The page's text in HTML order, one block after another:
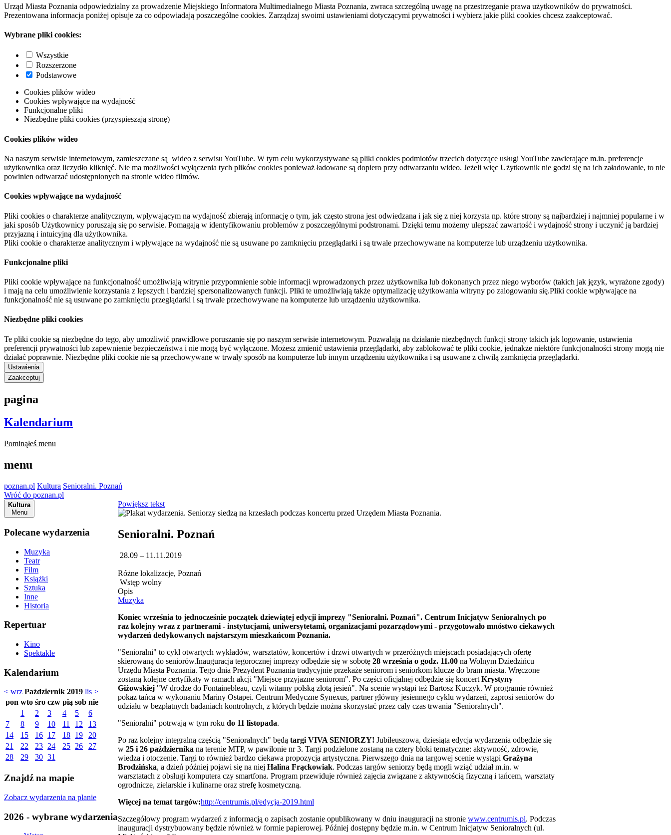
Urząd Miasta Poznania odpowiedzialny za prowadzenie Miejskiego Informatora Multimedialnego Miasta Poznania, zwraca szczególną uwagę na przestrzeganie prawa użytkowników do prywatności.
Prezentowana informacja poniżej opisuje za co odpowiadają poszczególne cookies. Zarządzaj swoimi ustawieniami dotyczącymi prywatności i wybierz jakie pliki cookies chcesz zaakceptować.
Wybrane pliki cookies:
Wszystkie
Rozszerzone
Podstawowe
Cookies plików wideo
Cookies wpływające na wydajność
Funkcjonalne pliki
Niezbędne pliki cookies (przyspieszają stronę)
Cookies plików wideo
Na naszym serwisie internetowym, zamieszczane są wideo z serwisu YouTube. W tym celu wykorzystywane są pliki cookies podmiotów trzecich dotyczące usługi YouTube zawierające m.in. preferencje
użytkownika oraz liczydło kliknięć. Nie ma możliwości wyłączenia tych plików cookies ponieważ ładowane są dopiero przy odtwarzaniu wideo. Jeżeli więc Użytkownik nie godzi się na ich załadowanie, to nie
powinien odtwarzać udostępnionych na stronie wideo filmów.
Cookies wpływające na wydajność
Pliki cookies o charakterze analitycznym, wpływającym na wydajność zbierają informację o tym, jak często strona jest odwiedzana i jak się z niej korzysta np. które strony są najbardziej i najmniej popularne i w
jaki sposób Użytkownicy poruszają się po serwisie. Pomagają w identyfikowaniu problemów z poszczególnymi podstronami. Dzięki temu możemy ulepszać zawartość i wydajność strony i uczynić ją bardziej
przyjazną i intuicyjną dla użytkownika.
Pliki cookie o charakterze analitycznym i wpływające na wydajność nie są usuwane po zamknięciu przeglądarki i są trwale przechowywane na komputerze lub urządzeniu użytkownika.
Funkcjonalne pliki
Pliki cookie wpływające na funkcjonalność umożliwiają witrynie przypomnienie sobie informacji wprowadzonych przez użytkownika lub dokonanych przez niego wyborów (takich jak język, wyrażone zgody)
i mają na celu umożliwienie korzystania z lepszych i bardziej spersonalizowanych funkcji. Pliki te umożliwiają także optymalizację użytkowania witryny po zalogowaniu się.Pliki cookie wpływające na
funkcjonalność nie są usuwane po zamknięciu przeglądarki i są trwale przechowywane na komputerze lub urządzeniu użytkownika.
Niezbędne pliki cookies
Te pliki cookie są niezbędne do tego, aby umożliwić prawidłowe poruszanie się po naszym serwisie internetowym. Pozwalają na działanie niezbędnych funkcji strony takich jak logowanie, ustawienia
preferencji prywatności lub zapewnienie bezpieczeństwa i nie mogą być wyłączone. Możesz zmienić ustawienia przeglądarki, aby zablokować te pliki cookie, jednakże niektóre funkcjonalności strony mogą nie
działać poprawnie. Niezbędne pliki cookie nie są przechowywane w trwały sposób na komputerze lub innym urządzeniu użytkownika i są usuwane z chwilą zamknięcia przeglądarki.
Ustawienia
Zaakceptuj
pagina
Kalendarium
Pominąłeś menu
menu
poznan.pl Kultura Senioralni. Poznań
Wróć do poznan.pl
Kultura
Menu
Polecane wydarzenia
Muzyka
Teatr
Film
Książki
Sztuka
Inne
Historia
Repertuar
Kino
Spektakle
Kalendarium
< wrz Październik 2019 lis >
pon wto śro czw pią sob nie
1
2 3 4 5
6
7
8 9 10 11 12
13
14
15 16 17 18 19
20
21
22 23 24 25 26
27
28
29 30 31
Znajdź na mapie
Zobacz wydarzenia na planie
2026 - wybrane wydarzenia
Powiększ tekst
Senioralni. Poznań
28.09 – 11.11.2019
Różne lokalizacje, Poznań
Wstęp wolny
Opis
Muzyka
Koniec września to jednocześnie początek dziewiątej edycji imprezy "Senioralni. Poznań". Centrum Inicjatyw Senioralnych po
raz kolejny wraz z partnerami - instytucjami, uniwersytetami, organizacjami pozarządowymi - przygotowało mnóstwo ciekawych
wydarzeń dedykowanych najstarszym mieszkańcom Poznania.
"Senioralni" to cykl otwartych wykładów, warsztatów, koncertów i drzwi otwartych w przeróżnych miejscach posiadających ofertę
skierowaną do seniorów.Inauguracja tegorocznej imprezy odbędzie się w sobotę 28 września o godz. 11.00 na Wolnym Dziedzińcu
Urzędu Miasta Poznania. Tego dnia Prezydent Poznania tradycyjnie przekaże seniorom i seniorkom klucze do bram miasta. Wręczone
zostaną kolejne certyfikaty w ramach akcji "Miejsce przyjazne seniorom". Po części oficjalnej odbędzie się koncert Krystyny
Giżowskiej "W drodze do Fontainebleau, czyli witamy polską złotą jesień". Na scenie wystąpi też Bartosz Kuczyk. W programie również
pokaz tańca w wykonaniu Mariny Ostapei. Centrum Medyczne Synexus, partner główny jesiennego cyklu wydarzeń, zaprosi seniorów do
udziału w bezpłatnych badaniach kontrolnych, z których będzie można skorzystać przez cały czas trwania "Senioralnych".
"Senioralni" potrwają w tym roku do 11 listopada.
Po raz kolejny integralną częścią "Senioralnych" będą targi VIVA SENIORZY! Jubileuszowa, dziesiąta edycja wydarzenia odbędzie się
w 25 i 26 października na terenie MTP, w pawilonie nr 3. Targi podzielone zostaną na cztery bloki tematyczne: aktywność, zdrowie,
wiedza i otoczenie. Targi to również bardzo ciekawa propozycja artystyczna. Pierwszego dnia na targowej scenie wystąpi Grażyna
Brodzińska, a dzień później pojawi się na niej Halina Frąckowiak. Podczas targów seniorzy będą mogli wziąć udział m.in. w
warsztatach z obsługi komputera czy smartfona. Program przewiduje również zajęcia związane z aktywnością fizyczną i tańcem, warsztaty
ogrodnicze, zielarskie i kulinarne oraz strefę kosmetyczną.
Więcej na temat targów:http://centrumis.pl/edycja-2019.html
Szczegółowy program wydarzeń z informacją o zapisach zostanie opublikowany w dniu inauguracji na stronie www.centrumis.pl. Podczas
inauguracji dystrybuowany będzie również w formie papierowej. Później dostępny będzie m.in. w Centrum Inicjatyw Senioralnych (ul.